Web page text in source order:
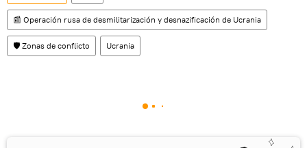
📰 Operación rusa de desmilitarización y desnazificación de Ucrania
🛡️ Zonas de conflicto Ucrania